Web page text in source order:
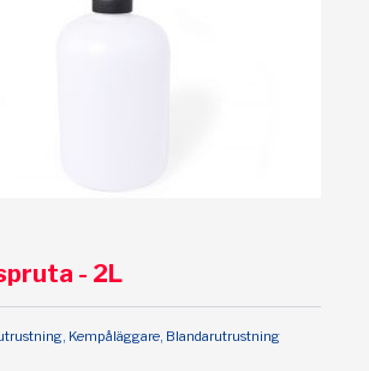
- 2L
Kempåläggare, Blandarutrustning